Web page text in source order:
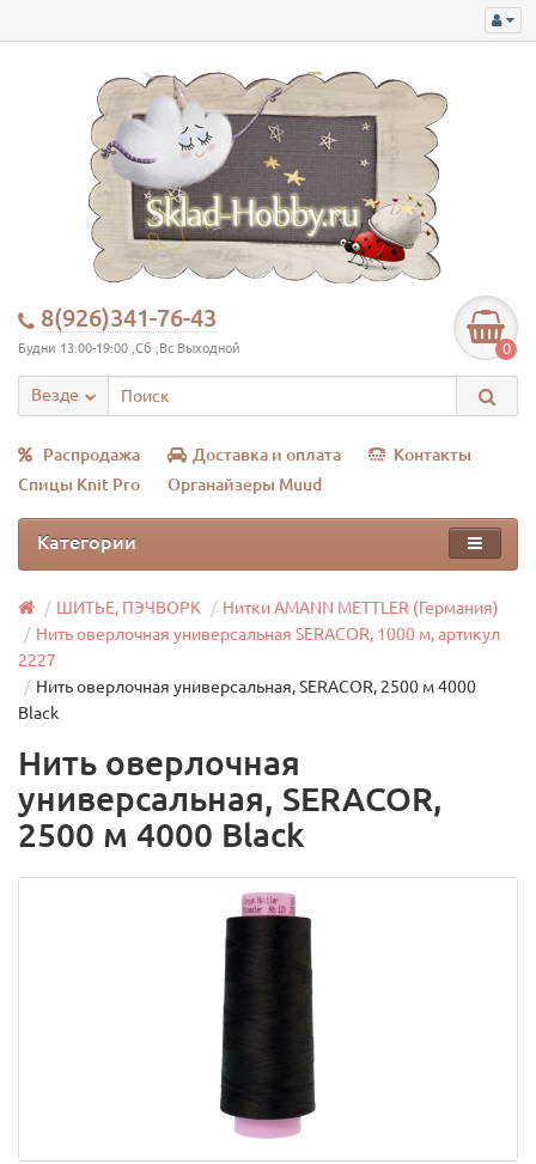
8(926)341-76-43
Будни 13:00-19:00 ,Сб ,Вс Выходной 0
Везде
Распродажа Доставка и оплата
Контакты
Спицы Knit Pro
Органайзеры Muud
Категории
ШИТЬЕ, ПЭЧВОРК
Нитки AMANN METTLER (Германия)
Нить оверлочная универсальная SERACOR, 1000 м, артикул
2227
Нить оверлочная универсальная, SERACOR, 2500 м 4000
Black
Нить оверлочная
универсальная, SERACOR,
2500 м 4000 Black